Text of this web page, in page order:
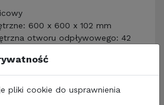
600 x 600 x 102 mm
otworu odpływowego: 42
otworu odpływowego: 34
połyskiem
pliki cookie do usprawnienia